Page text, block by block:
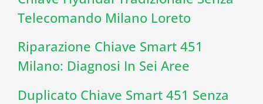
Telecomando Milano Loreto
Riparazione Chiave Smart 451
Milano: Diagnosi In Sei Aree
Duplicato Chiave Smart 451 Senza